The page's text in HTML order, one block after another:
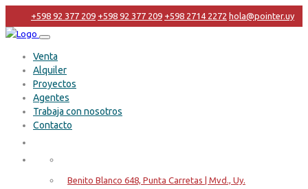
+598 92 377 209 +598 92 377 209 +598 2714 2272 hola@pointer.uy
Venta
Alquiler
Proyectos
Agentes
Trabaja con nosotros
Contacto
Benito Blanco 648, Punta Carretas | Mvd., Uy.